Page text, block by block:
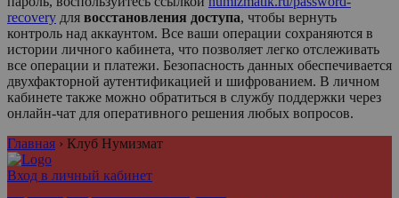
recovery для восстановления доступа, чтобы вернуть
контроль над аккаунтом. Все ваши операции сохраняются в
истории личного кабинета, что позволяет легко отслеживать
все операции и платежи. Безопасность данных обеспечивается
двухфакторной аутентификацией и шифрованием. В личном
кабинете также можно обратиться в службу поддержки через
онлайн-чат для оперативного решения любых вопросов.
Главная › Клуб Нумизмат
Вход в личный кабинет